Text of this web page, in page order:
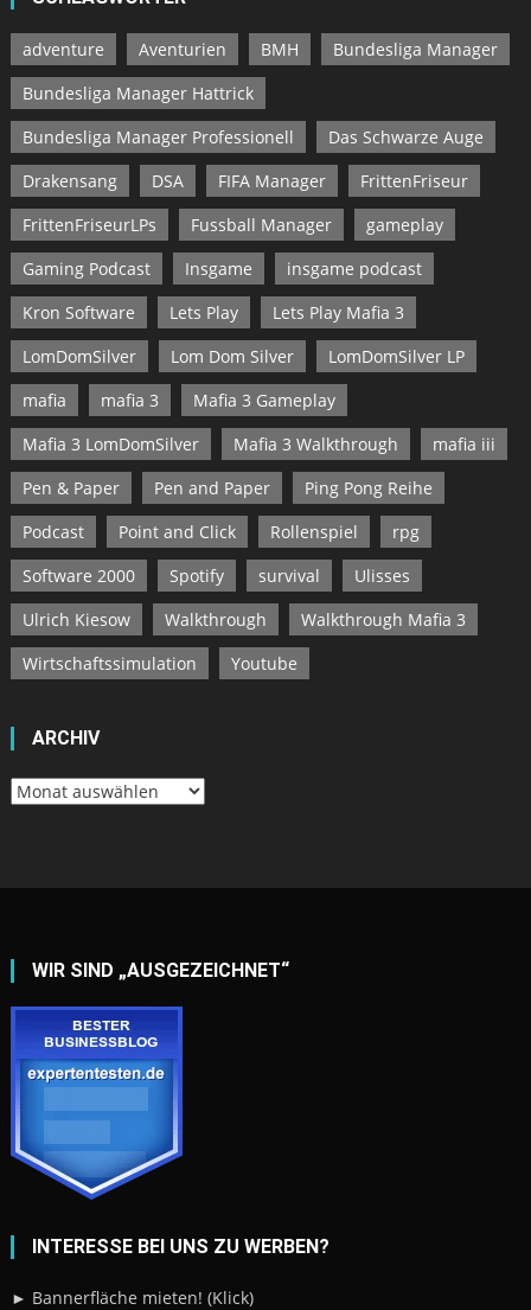
adventure Aventurien BMH
Bundesliga Manager
Bundesliga Manager Hattrick
Bundesliga Manager Professionell
Das Schwarze Auge
Drakensang
DSA FIFA Manager
FrittenFriseur
FrittenFriseurLPs
Fussball Manager
gameplay
Gaming Podcast
Insgame
insgame podcast
Kron Software
Lets Play
Lets Play Mafia 3
LomDomSilver
Lom Dom Silver
LomDomSilver LP
mafia
mafia 3
Mafia 3 Gameplay
Mafia 3 LomDomSilver
Mafia 3 Walkthrough
mafia iii
Pen & Paper
Pen and Paper
Ping Pong Reihe
Podcast
Point and Click Rollenspiel
rpg
Software 2000
Spotify survival
Ulisses
Ulrich Kiesow
Walkthrough
Walkthrough Mafia 3
Wirtschaftssimulation
Youtube
ARCHIV
Archiv
WIR SIND „AUSGEZEICHNET“
INTERESSE BEI UNS ZU WERBEN?
► Bannerfläche mieten! (Klick)